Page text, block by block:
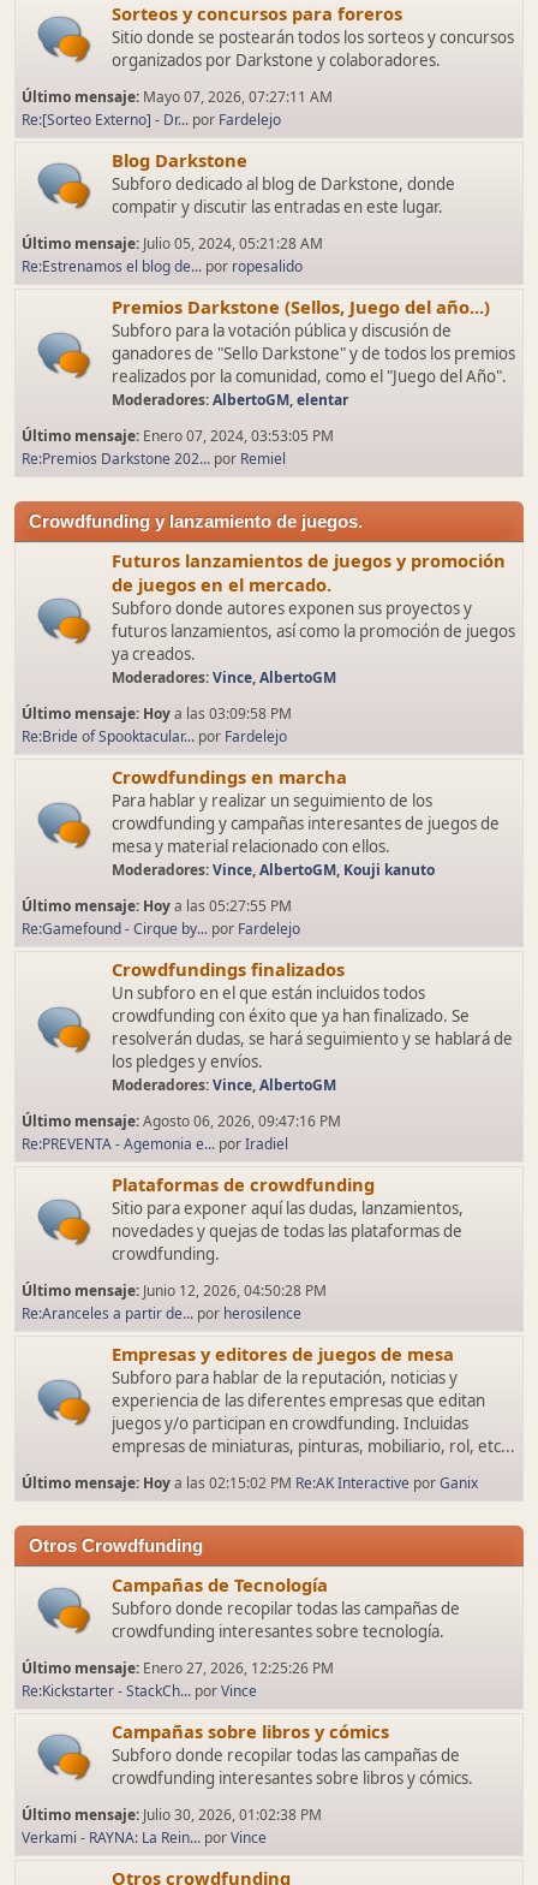
Sorteos y concursos para foreros
Sitio donde se postearán todos los sorteos y concursos
organizados por Darkstone y colaboradores.
Último mensaje: Mayo 07, 2026, 07:27:11 AM
Re:[Sorteo Externo] - Dr... por Fardelejo
Blog Darkstone
Subforo dedicado al blog de Darkstone, donde
compatir y discutir las entradas en este lugar.
Último mensaje: Julio 05, 2024, 05:21:28 AM
Re:Estrenamos el blog de... por ropesalido
Premios Darkstone (Sellos, Juego del año...)
Subforo para la votación pública y discusión de
ganadores de "Sello Darkstone" y de todos los premios
realizados por la comunidad, como el "Juego del Año".
Moderadores:AlbertoGM,elentar
Último mensaje: Enero 07, 2024, 03:53:05 PM
Re:Premios Darkstone 202... por Remiel
Crowdfunding y lanzamiento de juegos.
Futuros lanzamientos de juegos y promoción
de juegos en el mercado.
Subforo donde autores exponen sus proyectos y
futuros lanzamientos, así como la promoción de juegos
ya creados.
Moderadores:Vince,AlbertoGM
Último mensaje: Hoya las 03:09:58 PM
Re:Bride of Spooktacular... por Fardelejo
Crowdfundings en marcha
Para hablar y realizar un seguimiento de los
crowdfunding y campañas interesantes de juegos de
mesa y material relacionado con ellos.
Moderadores:Vince,AlbertoGM, Kouji kanuto
Último mensaje: Hoya las 05:27:55 PM
Re:Gamefound - Cirque by... por Fardelejo
Crowdfundings finalizados
Un subforo en el que están incluidos todos
crowdfunding con éxito que ya han finalizado. Se
resolverán dudas, se hará seguimiento y se hablará de
los pledges y envíos.
Moderadores:Vince,AlbertoGM
Último mensaje:Agosto 06, 2026, 09:47:16 PM
Re:PREVENTA - Agemonia e... porIradiel
Plataformas de crowdfunding
Sitio para exponer aquí las dudas, lanzamientos,
novedades y quejas de todas las plataformas de
crowdfunding.
Último mensaje: Junio 12, 2026, 04:50:28 PM
Re:Aranceles a partir de... por herosilence
Empresas y editores de juegos de mesa
Subforo para hablar de la reputación, noticias y
experiencia de las diferentes empresas que editan
juegos y/o participan en crowdfunding. Incluidas
empresas de miniaturas, pinturas, mobiliario, rol, etc...
Último mensaje: Hoya las 02:15:02 PM Re:AK Interactive porGanix
Otros Crowdfunding
Campañas de Tecnología
Subforo donde recopilar todas las campañas de
crowdfunding interesantes sobre tecnología.
Último mensaje: Enero 27, 2026, 12:25:26 PM
Re:Kickstarter - StackCh... porVince
Campañas sobre libros y cómics
Subforo donde recopilar todas las campañas de
crowdfunding interesantes sobre libros y cómics.
Último mensaje: Julio 30, 2026, 01:02:38 PM
Verkami - RAYNA: La Rein... porVince
Otros crowdfunding